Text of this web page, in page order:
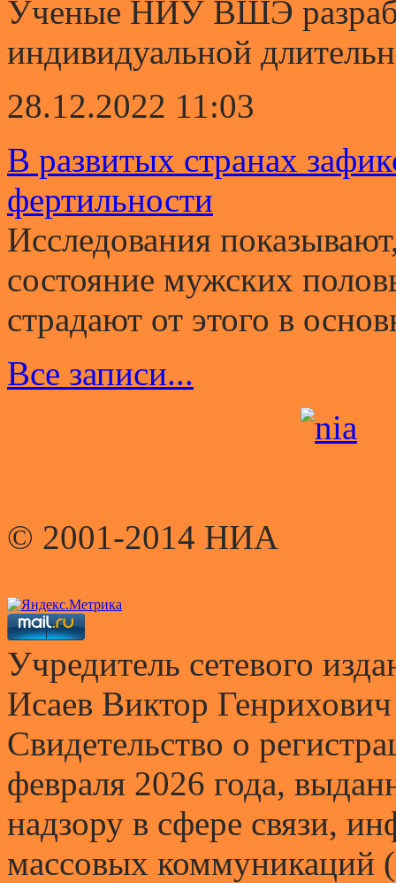
Ученые НИУ ВШЭ
индивидуальной
28.12.2022 11:03
В развитых странах
фертильности
Исследования
состояние мужских
страдают от этого в
Все записи...
© 2001-2014 НИА
Учредитель сетевого
Исаев Виктор Генрихович
Свидетельство о
февраля 2026 года,
надзору в сфере связи,
массовых коммуникаций